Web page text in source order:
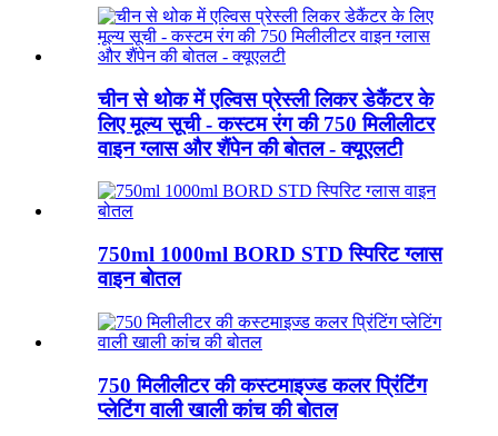
चीन से थोक में एल्विस प्रेस्ली लिकर डेकैंटर के
लिए मूल्य सूची - कस्टम रंग की 750 मिलीलीटर
वाइन ग्लास और शैंपेन की बोतल - क्यूएलटी
750ml 1000ml BORD STD स्पिरिट ग्लास
वाइन बोतल
750 मिलीलीटर की कस्टमाइज्ड कलर प्रिंटिंग
प्लेटिंग वाली खाली कांच की बोतल